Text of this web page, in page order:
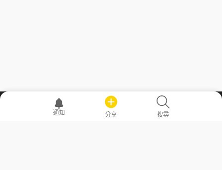
職場透明化運動
通知 分享 搜尋